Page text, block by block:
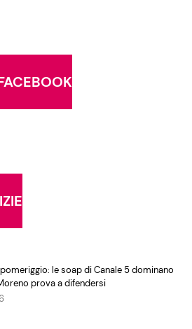
le soap di Canale 5 dominano
prova a difendersi